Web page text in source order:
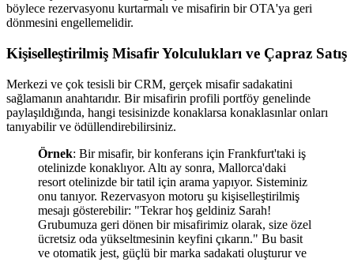
böylece rezervasyonu kurtarmalı ve misafirin bir OTA'ya geri
dönmesini engellemelidir.
Kişiselleştirilmiş Misafir Yolculukları ve Çapraz Satış
Merkezi ve çok tesisli bir CRM, gerçek misafir sadakatini
sağlamanın anahtarıdır. Bir misafirin profili portföy genelinde
paylaşıldığında, hangi tesisinizde konaklarsa konaklasınlar onları
tanıyabilir ve ödüllendirebilirsiniz.
Örnek: Bir misafir, bir konferans için Frankfurt'taki iş
otelinizde konaklıyor. Altı ay sonra, Mallorca'daki
resort otelinizde bir tatil için arama yapıyor. Sisteminiz
onu tanıyor. Rezervasyon motoru şu kişiselleştirilmiş
mesajı gösterebilir: "Tekrar hoş geldiniz Sarah!
Grubumuza geri dönen bir misafirimiz olarak, size özel
ücretsiz oda yükseltmesinin keyfini çıkarın." Bu basit
ve otomatik jest, güçlü bir marka sadakati oluşturur ve